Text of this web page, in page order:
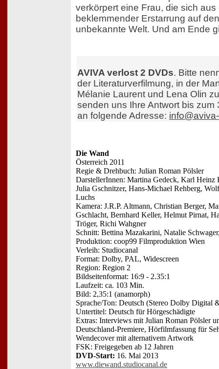
verkörpert eine Frau, die sich
beklemmender Erstarrung auf
unbekannte Welt. Und am Ende
AVIVA verlost 2 DVDs. Bitte
der Literaturverfilmung, in der
Mélanie Laurent und Lena Olin
senden uns Ihre Antwort bis zum
an folgende Adresse:
Die Wand
Österreich 2011
Regie & Drehbuch: Julian Roman Pölsler
DarstellerInnen: Martina Gedeck, Karl
Julia Gschnitzer, Hans-Michael Rehberg,
Luchs
Kamera: J.R.P. Altmann, Christian Berger,
Gschlacht, Bernhard Keller, Helmut Pirnat,
Tröger, Richi Wahgner
Schnitt: Bettina Mazakarini, Natalie
Produktion: coop99 Filmproduktion Wien
Verleih: Studiocanal
Format: Dolby, PAL, Widescreen
Region: Region 2
Bildseitenformat: 16:9 - 2.35:1
Laufzeit: ca. 103 Min.
Bild: 2,35:1 (anamorph)
Sprache/Ton: Deutsch (Stereo Dolby Digital
Untertitel: Deutsch für Hörgeschädigte
Extras: Interviews mit Julian Roman Pölsler
Deutschland-Premiere, Hörfilmfassung für
Wendecover mit alternativem Artwork
FSK: Freigegeben ab 12 Jahren
DVD-Start: 16. Mai 2013
www.diewand.studiocanal.de